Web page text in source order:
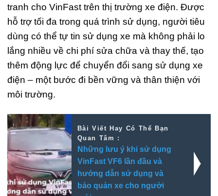
tranh cho VinFast trên thị trường xe điện. Được
hỗ trợ tối đa trong quá trình sử dụng, người tiêu
dùng có thể tự tin sử dụng xe mà không phải lo
lắng nhiều về chi phí sửa chữa và thay thế, tạo
thêm động lực để chuyển đổi sang sử dụng xe
điện – một bước đi bền vững và thân thiện với
môi trường.
Bài Viết Hay Có Thể Bạn
Quan Tâm :
Những lưu ý khi sử dụng
VinFast VF6 lần đầu và
hướng dẫn sử dụng và
bảo quản xe cho người